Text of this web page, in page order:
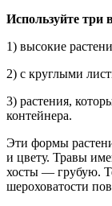
Используйте три
1) высокие
2) с круглыми
3) растения,
контейнера.
Эти формы
и цвету. Травы
хосты — грубую.
шероховатости